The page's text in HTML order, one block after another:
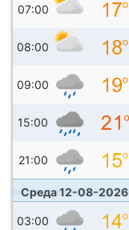
07:00
08:00
09:00
15:00
21:00
Среда 12-08-2026
03:00